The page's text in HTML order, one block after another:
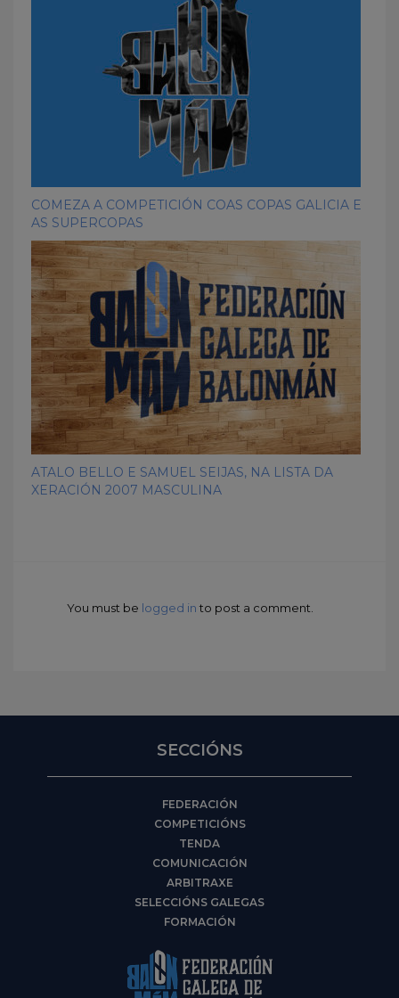
COMEZA A COMPETICIÓN COAS COPAS GALICIA E
AS SUPERCOPAS
ATALO BELLO E SAMUEL SEIJAS, NA LISTA DA
XERACIÓN 2007 MASCULINA
You must be logged in to post a comment.
SECCIÓNS
FEDERACIÓN
COMPETICIÓNS
TENDA
COMUNICACIÓN
ARBITRAXE
SELECCIÓNS GALEGAS
FORMACIÓN